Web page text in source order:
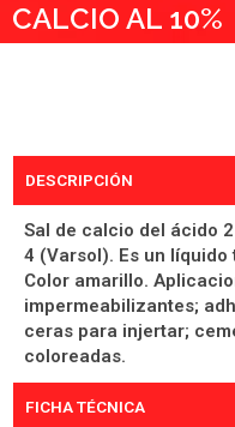
CALCIO AL 10%
DESCRIPCIÓN
Sal de calcio del ácido
4 (Varsol). Es un
Color amarillo.
impermeabilizantes;
ceras para injertar;
coloreadas.
FICHA TÉCNICA